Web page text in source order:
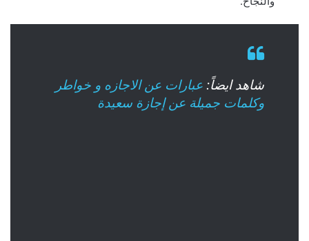
شاهد ايضاً: عبارات عن الاجازه و خواطر
وكلمات جميلة عن إجازة سعيدة